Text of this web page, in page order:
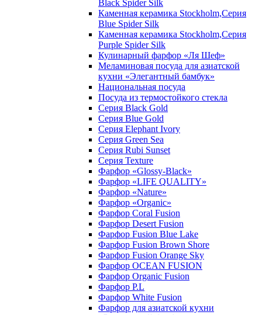
Black Spider Silk
Каменная керамика Stockholm,Серия
Blue Spider Silk
Каменная керамика Stockholm,Серия
Purple Spider Silk
Кулинарный фарфор «Ля Шеф»
Меламиновая посуда для азиатской
кухни «Элегантный бамбук»
Национальная посуда
Посуда из термостойкого стекла
Серия Black Gold
Серия Blue Gold
Серия Elephant Ivory
Серия Green Sea
Серия Rubi Sunset
Серия Texture
Фарфор «Glossy-Black»
Фарфор «LIFE QUALITY»
Фарфор «Nature»
Фарфор «Organic»
Фарфор Coral Fusion
Фарфор Desert Fusion
Фарфор Fusion Blue Lake
Фарфор Fusion Brown Shore
Фарфор Fusion Orange Sky
Фарфор OCEAN FUSION
Фарфор Organic Fusion
Фарфор P.L
Фарфор White Fusion
Фарфор для азиатской кухни